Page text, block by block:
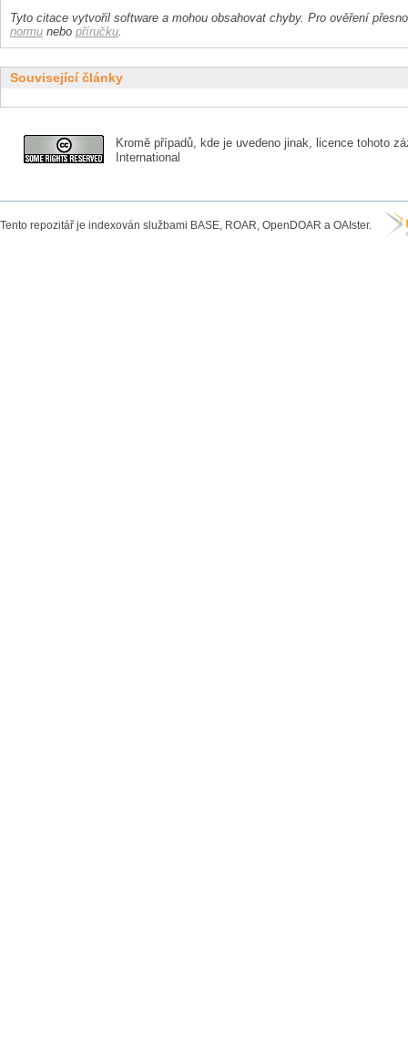
Tyto citace vytvořil software a mohou obsahovat chyby. Pro ověření
normu nebo příručku.
Související články
Kromě případů, kde je uvedeno jinak, licence tohoto
International
Tento repozitář je indexován službami BASE, ROAR, OpenDOAR a OAIster.